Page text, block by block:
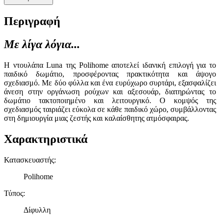
Περιγραφή
Με λίγα λόγια...
Η ντουλάπα Luna της Polihome αποτελεί ιδανική επιλογή για το
παιδικό δωμάτιο, προσφέροντας πρακτικότητα και άψογο
σχεδιασμό. Με δύο φύλλα και ένα ευρύχωρο συρτάρι, εξασφαλίζει
άνεση στην οργάνωση ρούχων και αξεσουάρ, διατηρώντας το
δωμάτιο τακτοποιημένο και λειτουργικό. Ο κομψός της
σχεδιασμός ταιριάζει εύκολα σε κάθε παιδικό χώρο, συμβάλλοντας
στη δημιουργία μιας ζεστής και καλαίσθητης ατμόσφαιρας.
Χαρακτηριστικά
Κατασκευαστής:
Polihome
Τύπος:
Δίφυλλη